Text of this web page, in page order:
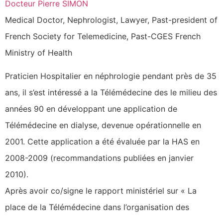
Docteur Pierre SIMON
Medical Doctor, Nephrologist, Lawyer, Past-president of
French Society for Telemedicine, Past-CGES French
Ministry of Health
Praticien Hospitalier en néphrologie pendant près de 35
ans, il s’est intéressé a la Télémédecine des le milieu des
années 90 en développant une application de
Télémédecine en dialyse, devenue opérationnelle en
2001. Cette application a été évaluée par la HAS en
2008-2009 (recommandations publiées en janvier
2010).
Après avoir co/signe le rapport ministériel sur « La
place de la Télémédecine dans l’organisation des